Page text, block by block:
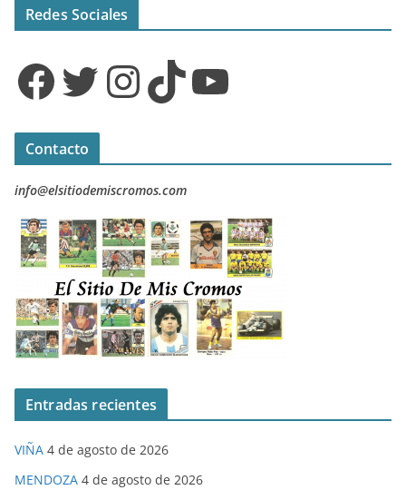
Redes Sociales
Facebook Twitter InstagramTikTok YouTube
Contacto
info@elsitiodemiscromos.com
Entradas recientes
VIÑA 4 de agosto de 2026
MENDOZA 4 de agosto de 2026